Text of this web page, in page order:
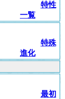
特性
一覧
特殊
進化
最初